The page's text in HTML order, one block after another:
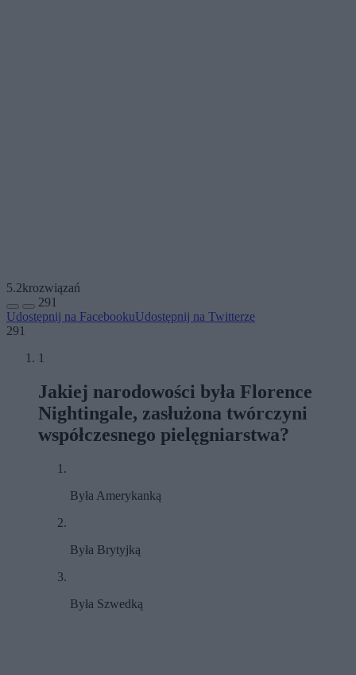
5.2krozwiązań
291
Udostępnij na FacebookuUdostępnij na Twitterze
291
1
Jakiej narodowości była Florence
Nightingale, zasłużona twórczyni
współczesnego pielęgniarstwa?
Była Amerykanką
Była Brytyjką
Była Szwedką